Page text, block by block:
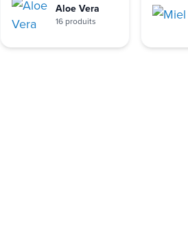
Aloe Vera
16 produits